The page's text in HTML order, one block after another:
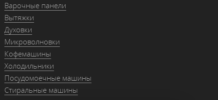
Варочные панели
Вытяжки
Духовки
Микроволновки
Кофемашины
Холодильники
Посудомоечные машины
Стиральные машины